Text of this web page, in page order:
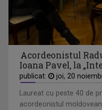
„Intrare liberă” este un
Acordeonistul
Ioana Pavel, la
publicat: joi, 20
Laureat cu peste 40 de
acordeonistul